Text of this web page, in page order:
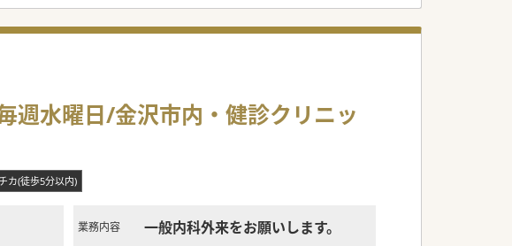
週水曜日/金沢市内・健診クリニッ
カ(徒歩5分以内)
業務内容 一般内科外来をお願いします。